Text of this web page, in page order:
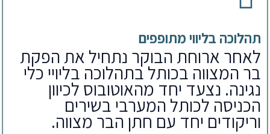
תהלוכה בליווי מתופפים
לאחר ארוחת הבוקר נתחיל את הפקת
בר המצווה בכותל בתהלוכה בליויי כלי
נגינה. נצעד יחד מהאוטובוס לכיוון
הכניסה לכותל המערבי בשירים
וריקודים יחד עם חתן הבר מצווה.